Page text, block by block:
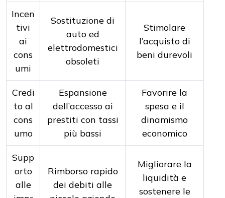
Incen
tivi
ai
cons
umi
Sostituzione di
auto ed
elettrodomestici
obsoleti
Stimolare
l’acquisto di
beni durevoli
Credi
to al
cons
umo
Espansione
dell’accesso ai
prestiti con tassi
più bassi
Favorire la
spesa e il
dinamismo
economico
Supp
orto
alle
Rimborso rapido
dei debiti alle
Migliorare la
liquidità e
sostenere le